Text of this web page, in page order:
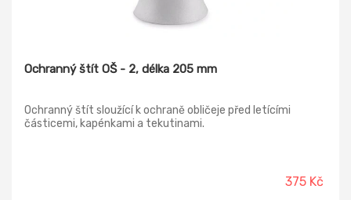
Ochranný štít OŠ - 2, délka 205 mm
Ochranný štít sloužící k ochraně obličeje před letícími
částicemi, kapénkami a tekutinami.
375 Kč